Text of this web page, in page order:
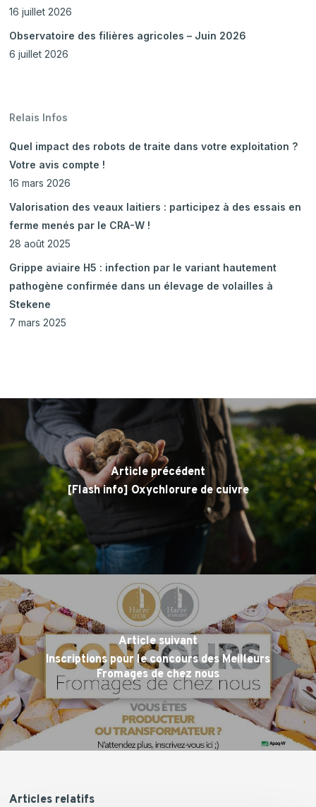
16 juillet 2026
Observatoire des filières agricoles – Juin 2026
6 juillet 2026
Relais Infos
Quel impact des robots de traite dans votre exploitation ?
Votre avis compte !
16 mars 2026
Valorisation des veaux laitiers : participez à des essais en
ferme menés par le CRA-W !
28 août 2025
Grippe aviaire H5 : infection par le variant hautement
pathogène confirmée dans un élevage de volailles à
Stekene
7 mars 2025
Article précédent
[Flash info] Oxychlorure de cuivre
Article suivant
Inscriptions pour le concours des Meilleurs
Fromages de chez nous
Articles relatifs